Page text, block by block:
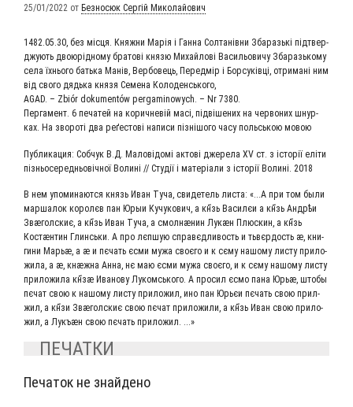
25/01/2022 от Безносюк Сергій Миколайович
1482.05.30, без міс­ця. Княж­ни Марія і Ган­на Сол­танів­ни Зба­разь­кі під­твер­
джу­ють дво­юрід­но­му бра­то­ві кня­зю Михай­ло­ві Васи­льо­ви­чу Зба­разь­ко­му
села їхньо­го бать­ка Манів, Вер­бо­ве­ць, Перед­мір і Бор­суків­ці, отри­мані ним
від сво­го дядь­ка кня­зя Семе­на Колоденського,
AGAD. – Zbiór dokumentów pergaminowych. – Nr 7380.
Пер­га­мент. 6 печа­тей на корич­невій масі, підві­ше­них на чер­во­них шнур­
ках. На зво­ро­ті два реґе­сто­ві напи­си піз­ні­шо­го часу польсь­кою мовою
Пуб­ли­ка­ция: Соб­чук В.Д. Мало­ві­до­мі акто­ві дже­ре­ла XV ст. з історії еліти
піз­ньо­се­ред­ньо­віч­ної Волині // Студії і матеріа­ли з історії Волині. 2018
В нем упо­ми­на­ют­ся князь Иван Туча, сви­де­тель листа: «...А при том были
мар­ша­лок королєв пан Юрыи Кучу­ко­вич, а кн҃зь Васи­лєи а кн҃зь Андрѣи
Звӕ­гол­скиє, а кн҃зь Иван Туча, а смол­нӕ­нин Лукӕн Плюс­кин, а кн҃зь
Костӕн­тин Глинсь­ки. А про лєп­шую справєд­ли­вость и тьвєр­дость ӕ, кни­
ги­ни Марьӕ, а ӕ и пєчать єсми мужа своє­го и к сєму нашо­му листу при­ло­
жи­ла, а ӕ, кнӕж­на Анна, нє маю єсми мужа своє­го, и к сєму нашо­му листу
при­ло­жи­ла кн҃зӕ Ива­но­ву Лукомсь­ко­го. А про­сил єсмо пана Юрьӕ, што­бы
пєчат свою к нашо­му листу при­ло­жил, ино пан­ Юрь­єи пєчать свою при­л­
жил, а кн҃зи Звӕ­гол­скиє свою пєчат при­ло­жи­ли, а кн҃зь Иван свою при­ло­
жил, а Лукъ­ӕн свою пєчать приложил. ...»
ПЕЧАТКИ
Печаток не знайдено